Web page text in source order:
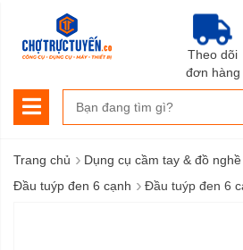
Theo dõi
đơn hàng
Trang chủ › Dụng cụ cầm tay & đồ nghề
Đầu tuýp đen 6 cạnh › Đầu tuýp đen 6